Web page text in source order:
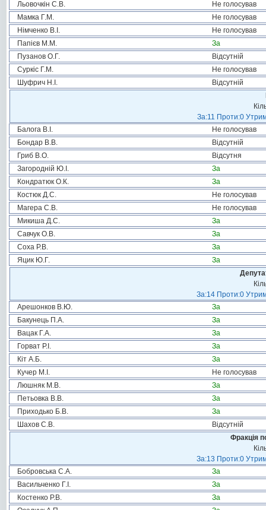
Льовочкін С.В.
Не голосував
Мамка Г.М.
Не голосував
Німченко В.І.
Не голосував
Папієв М.М.
За
Пузанов О.Г.
Відсутній
Суркіс Г.М.
Не голосував
Шуфрич Н.І.
Відсутній
За:11 Проти:0
Балога В.І.
Не голосував
Бондар В.В.
Відсутній
Гриб В.О.
Відсутня
Загородній Ю.І.
За
Кондратюк О.К.
За
Костюк Д.С.
Не голосував
Магера С.В.
Не голосував
Микиша Д.С.
За
Савчук О.В.
За
Соха Р.В.
За
Яцик Ю.Г.
За
За:14 Проти:0
Арешонков В.Ю.
За
Бакунець П.А.
За
Вацак Г.А.
За
Горват Р.І.
За
Кіт А.Б.
За
Кучер М.І.
Не голосував
Люшняк М.В.
За
Петьовка В.В.
За
Приходько Б.В.
За
Шахов С.В.
Відсутній
Фракція
За:13 Проти:0
Бобровська С.А.
За
Васильченко Г.І.
За
Костенко Р.В.
За